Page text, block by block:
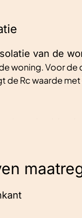
van de
woning. Voor
de Rc waarde
je mee als het
te vinden
het wat langer